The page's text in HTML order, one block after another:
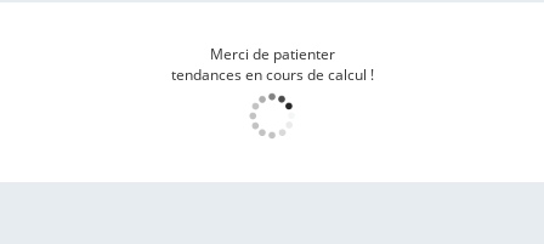
Merci de patienter
tendances en cours de calcul !